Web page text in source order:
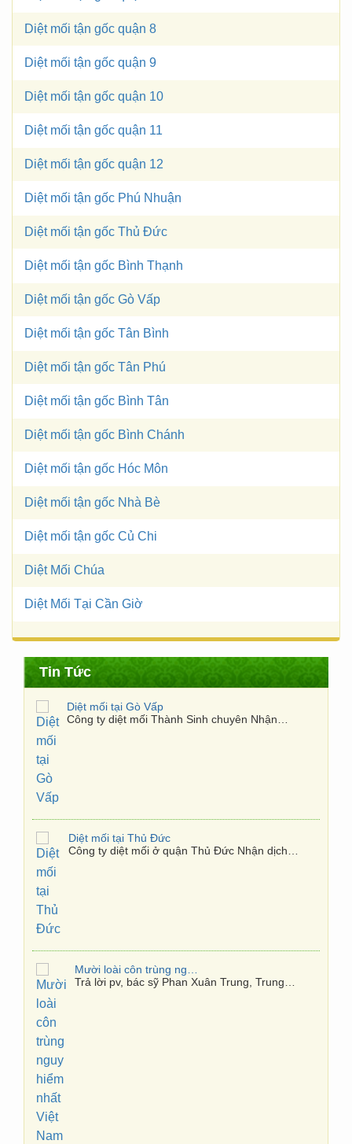
Diệt mối tận gốc quận 8
Diệt mối tận gốc quận 9
Diệt mối tận gốc quận 10
Diệt mối tận gốc quận 11
Diệt mối tận gốc quận 12
Diệt mối tận gốc Phú Nhuận
Diệt mối tận gốc Thủ Đức
Diệt mối tận gốc Bình Thạnh
Diệt mối tận gốc Gò Vấp
Diệt mối tận gốc Tân Bình
Diệt mối tận gốc Tân Phú
Diệt mối tận gốc Bình Tân
Diệt mối tận gốc Bình Chánh
Diệt mối tận gốc Hóc Môn
Diệt mối tận gốc Nhà Bè
Diệt mối tận gốc Củ Chi
Diệt Mối Chúa
Diệt Mối Tại Cần Giờ
Tin Tức
Công ty diệt mối Thành Sinh chuyên Nhận…